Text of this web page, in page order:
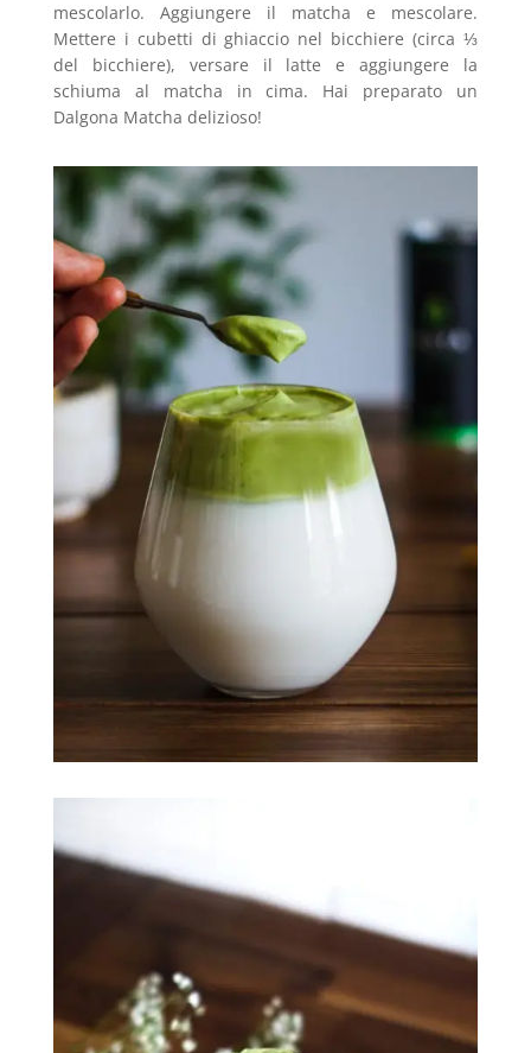
mescolarlo. Aggiungere il matcha e mescolare.
Mettere i cubetti di ghiaccio nel bicchiere (circa ⅓
del bicchiere), versare il latte e aggiungere la
schiuma al matcha in cima. Hai preparato un
Dalgona Matcha delizioso!